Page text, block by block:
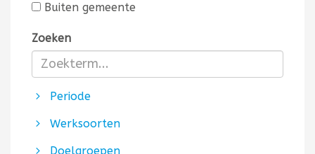
Buiten gemeente
Zoeken
Periode
Werksoorten
Doelgroepen